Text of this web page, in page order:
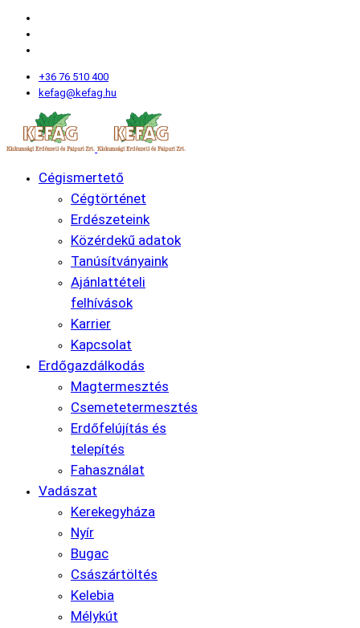
+36 76 510 400
kefag@kefag.hu
Cégismertető
Cégtörténet
Erdészeteink
Közérdekű adatok
Tanúsítványaink
Ajánlattételi
felhívások
Karrier
Kapcsolat
Erdőgazdálkodás
Magtermesztés
Csemetetermesztés
Erdőfelújítás és
telepítés
Fahasználat
Vadászat
Kerekegyháza
Nyír
Bugac
Császártöltés
Kelebia
Mélykút